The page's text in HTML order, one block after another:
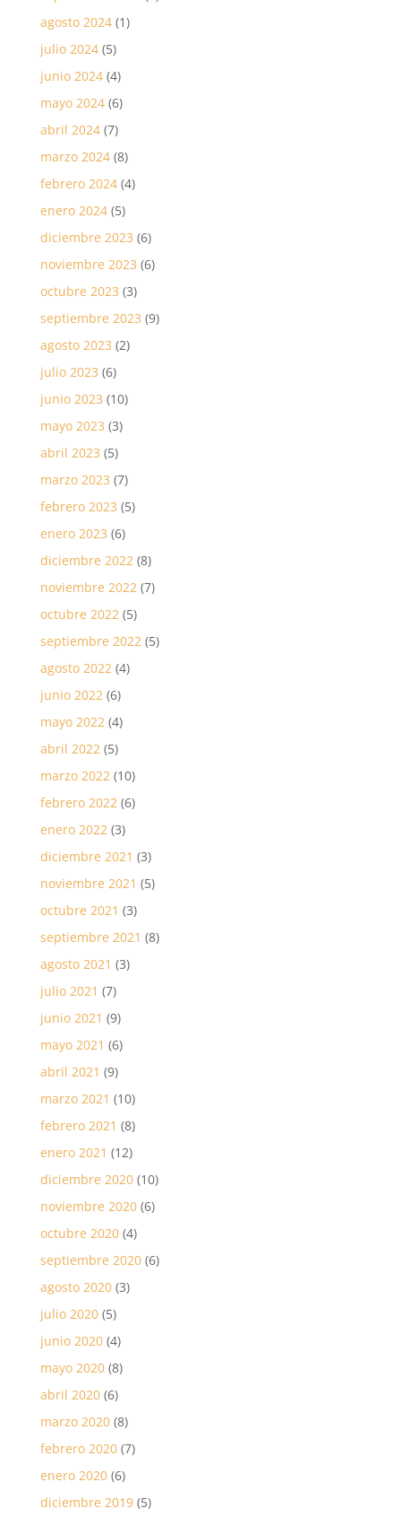
agosto 2024(1)
julio 2024(5)
junio 2024(4)
mayo 2024(6)
abril 2024(7)
marzo 2024(8)
febrero 2024(4)
enero 2024(5)
diciembre 2023 (6)
noviembre 2023 (6)
octubre 2023 (3)
septiembre 2023 (9)
agosto 2023 (2)
julio 2023 (6)
junio 2023 (10)
mayo 2023 (3)
abril 2023 (5)
marzo 2023 (7)
febrero 2023 (5)
enero 2023 (6)
diciembre 2022(8)
noviembre 2022(7)
octubre 2022(5)
septiembre 2022(5)
agosto 2022(4)
junio 2022(6)
mayo 2022(4)
abril 2022(5)
marzo 2022(10)
febrero 2022(6)
enero 2022(3)
diciembre 2021 (3)
noviembre 2021 (5)
octubre 2021 (3)
septiembre 2021 (8)
agosto 2021 (3)
julio 2021 (7)
junio 2021 (9)
mayo 2021 (6)
abril 2021 (9)
marzo 2021 (10)
febrero 2021 (8)
enero 2021 (12)
diciembre 2020(10)
noviembre 2020(6)
octubre 2020(4)
septiembre 2020(6)
agosto 2020(3)
julio 2020(5)
junio 2020(4)
mayo 2020(8)
abril 2020(6)
marzo 2020(8)
febrero 2020(7)
enero 2020(6)
diciembre 2019(5)